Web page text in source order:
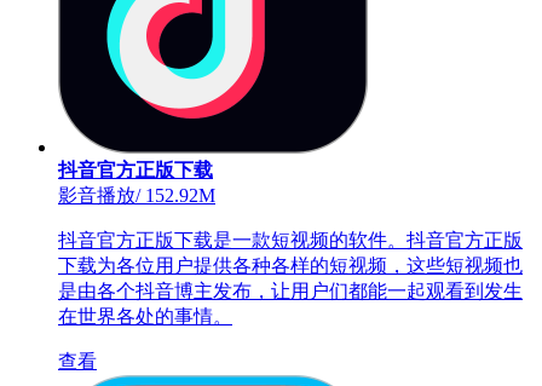
抖音官方正版下载
影音播放/152.92M
抖音官方正版下载是一款短视频的软件。抖音官方正版
下载为各位用户提供各种各样的短视频，这些短视频也
是由各个抖音博主发布，让用户们都能一起观看到发生
在世界各处的事情。
查看